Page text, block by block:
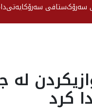
سه‌رۆکستافی سەرۆکایەتی
لە
کرد